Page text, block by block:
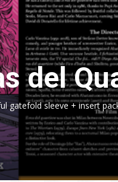
del
gatefold sleeve + insert